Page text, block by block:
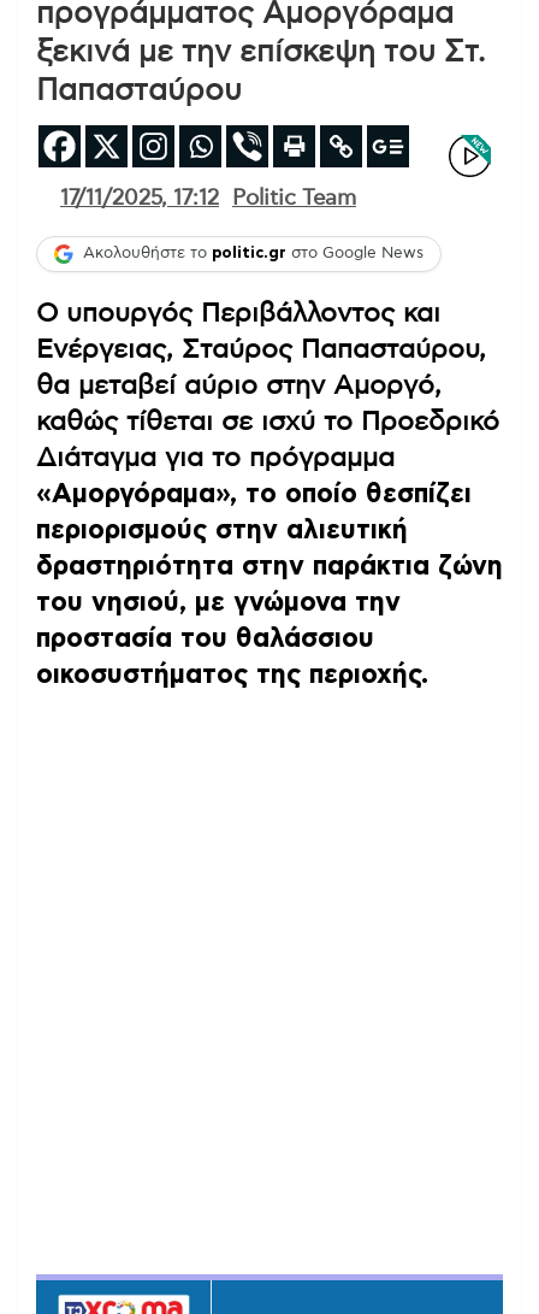
προγράμματος Αμοργόραμα
ξεκινά με την επίσκεψη του Στ.
Παπασταύρου
17/11/2025, 17:12 Politic Team
Ακολουθήστε το politic.gr στο Google News
Ο υπουργός Περιβάλλοντος και
Ενέργειας, Σταύρος Παπασταύρου,
θα μεταβεί αύριο στην Αμοργό,
καθώς τίθεται σε ισχύ το Προεδρικό
Διάταγμα για το πρόγραμμα
«Αμοργόραμα», το οποίο θεσπίζει
περιορισμούς στην αλιευτική
δραστηριότητα στην παράκτια ζώνη
του νησιού, με γνώμονα την
προστασία του θαλάσσιου
οικοσυστήματος της περιοχής.